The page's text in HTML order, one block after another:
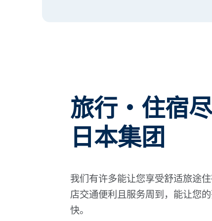
旅行・住宿
日本集团
我们有许多能让您享受舒适旅途
店交通便利且服务周到，能让您
快。